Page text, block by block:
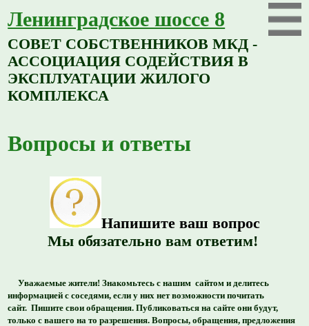
Ленинградское шоссе 8
СОВЕТ СОБСТВЕННИКОВ МКД -
АССОЦИАЦИЯ СОДЕЙСТВИЯ В
ЭКСПЛУАТАЦИИ ЖИЛОГО
КОМПЛЕКСА
Вопросы и ответы
Напишите ваш вопрос
Мы обязательно вам ответим!
Уважаемые жители! Знакомьтесь с нашим сайтом и делитесь
информацией с соседями, если у них нет возможности почитать
сайт. Пишите свои обращения. Публиковаться на сайте они будут,
только с вашего на то разрешения. Вопросы, обращения, предложения